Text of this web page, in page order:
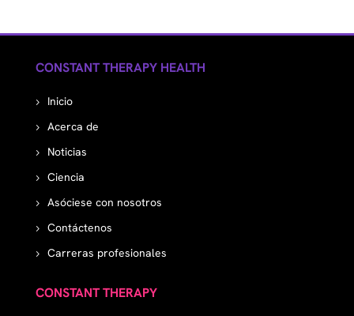
CONSTANT THERAPY HEALTH
Inicio
Acerca de
Noticias
Ciencia
Asóciese con nosotros
Contáctenos
Carreras profesionales
CONSTANT THERAPY